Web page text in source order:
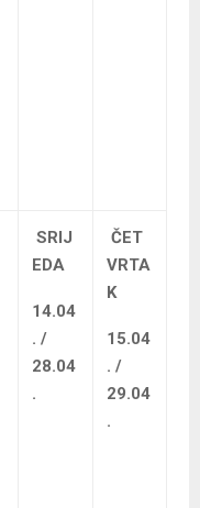
SRIJ
EDA
14.04
. /
28.04
.
ČET
VRTA
K
15.04
. /
29.04
.